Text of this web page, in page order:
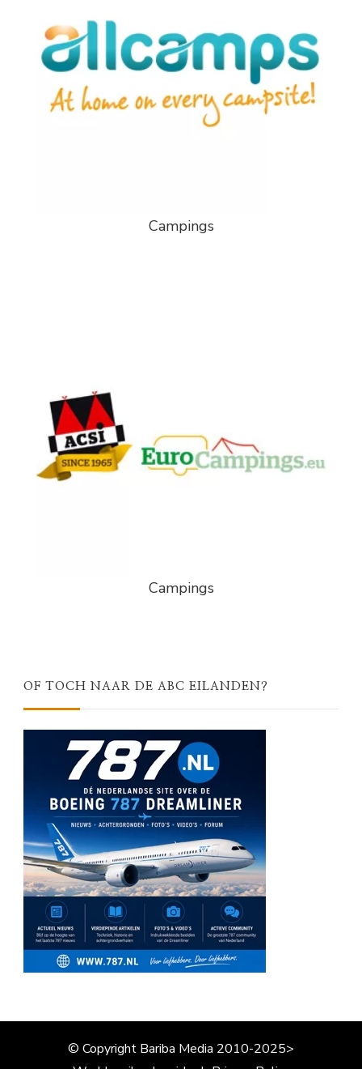
Campings
Campings
OF TOCH NAAR DE ABC EILANDEN?
© Copyright Bariba Media 2010-2025>